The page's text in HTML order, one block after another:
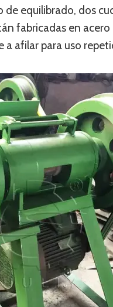
equilibrado, dos
fabricadas en
a afilar para uso